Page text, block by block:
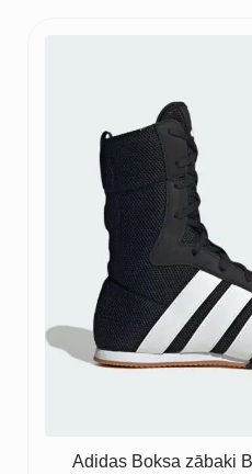
Adidas Boksa zābaki